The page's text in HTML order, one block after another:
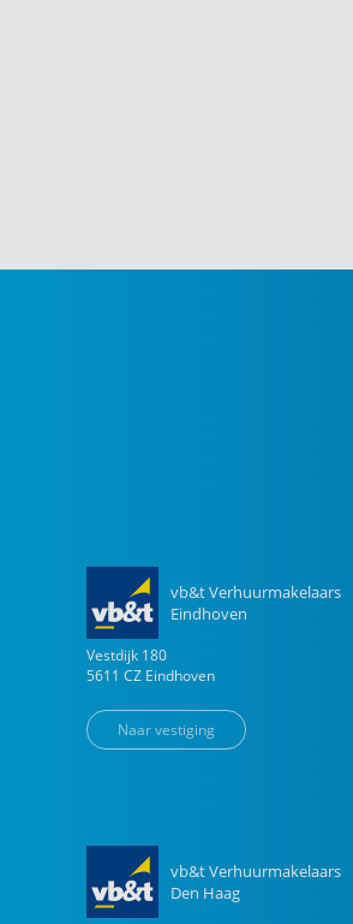
vb&t Verhuurmakelaars
Eindhoven
Vestdijk 180
5611 CZ Eindhoven
Naar vestiging
vb&t Verhuurmakelaars
Den Haag